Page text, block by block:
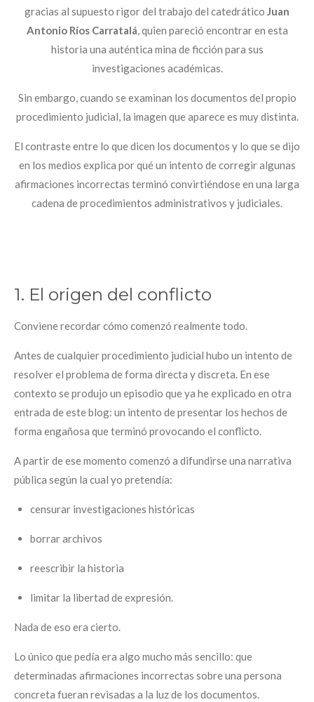
gracias al supuesto rigor del trabajo del catedrático Juan
Antonio Ríos Carratalá, quien pareció encontrar en esta
historia una auténtica mina de ficción para sus
investigaciones académicas.
Sin embargo, cuando se examinan los documentos del propio
procedimiento judicial, la imagen que aparece es muy distinta.
El contraste entre lo que dicen los documentos y lo que se dijo
en los medios explica por qué un intento de corregir algunas
afirmaciones incorrectas terminó convirtiéndose en una larga
cadena de procedimientos administrativos y judiciales.
1. El origen del conflicto
Conviene recordar cómo comenzó realmente todo.
Antes de cualquier procedimiento judicial hubo un intento de
resolver el problema de forma directa y discreta. En ese
contexto se produjo un episodio que ya he explicado en otra
entrada de este blog: un intento de presentar los hechos de
forma engañosa que terminó provocando el conflicto.
A partir de ese momento comenzó a difundirse una narrativa
pública según la cual yo pretendía:
censurar investigaciones históricas
borrar archivos
reescribir la historia
limitar la libertad de expresión.
Nada de eso era cierto.
Lo único que pedía era algo mucho más sencillo: que
determinadas afirmaciones incorrectas sobre una persona
concreta fueran revisadas a la luz de los documentos.